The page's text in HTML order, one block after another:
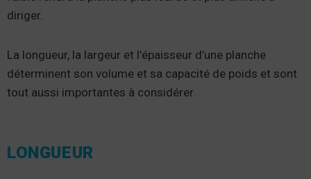
diriger.
La longueur, la largeur et l’épaisseur d’une planche
déterminent son volume et sa capacité de poids et sont
tout aussi importantes à considérer.
LONGUEUR